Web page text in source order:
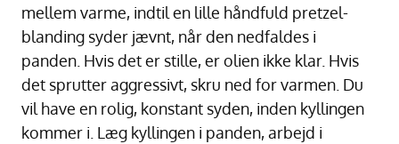
mellem varme, indtil en lille håndfuld pretzel-
blanding syder jævnt, når den nedfaldes i
panden. Hvis det er stille, er olien ikke klar. Hvis
det sprutter aggressivt, skru ned for varmen. Du
vil have en rolig, konstant syden, inden kyllingen
kommer i. Læg kyllingen i panden, arbejd i